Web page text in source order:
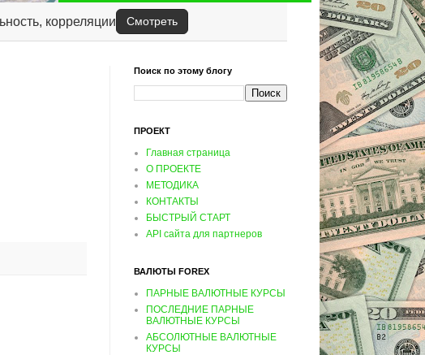
корреляции Смотреть
Поиск по этому блогу
ПРОЕКТ
Главная страница
О ПРОЕКТЕ
МЕТОДИКА
КОНТАКТЫ
БЫСТРЫЙ СТАРТ
API сайта для партнеров
ВАЛЮТЫ FOREX
ПАРНЫЕ ВАЛЮТНЫЕ КУРСЫ
ПОСЛЕДНИЕ ПАРНЫЕ
ВАЛЮТНЫЕ КУРСЫ
АБСОЛЮТНЫЕ ВАЛЮТНЫЕ
КУРСЫ